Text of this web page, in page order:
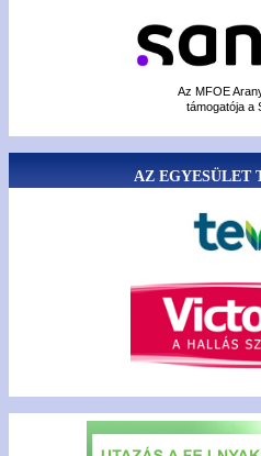
Az MFOE
támogatója a
AZ EGYESÜLET